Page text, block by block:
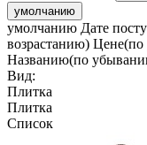
умолчанию
умолчанию Дате
возрастанию)
Названию(по
Вид:
Плитка
Плитка
Список